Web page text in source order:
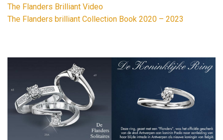
The Flanders Brilliant Video
The Flanders brilliant Collection Book 2020 – 2023